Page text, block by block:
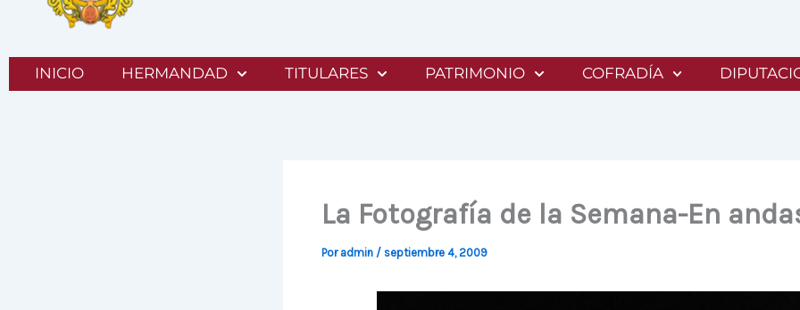
INICIO HERMANDAD TITULARES PATRIMONIO COFRADÍA
La Fotografía de la Semana-En
Por admin / septiembre 4, 2009